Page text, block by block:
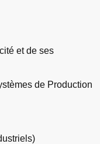
et de ses
de Production